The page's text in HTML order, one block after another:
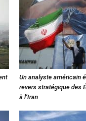
Un analyste américain
revers stratégique des
à l’Iran